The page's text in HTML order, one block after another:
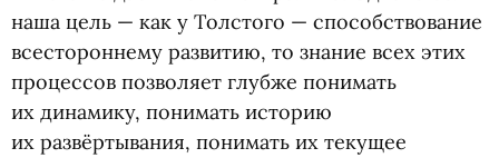
наша цель — как у Толстого — способствование
всестороннему развитию, то знание всех этих
процессов позволяет глубже понимать
их динамику, понимать историю
их развёртывания, понимать их текущее